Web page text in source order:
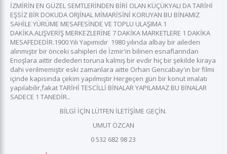
İZMİRİN EN GÜZEL SEMTLERİNDEN BİRİ OLAN KÜÇÜKYALI DA TARİHİ
EŞSİZ BİR DOKUDA ORJİNAL MİMARİSİNİ KORUYAN BU BİNAMIZ
SAHİLE YÜRÜME MESAFESİNDE VE TOPLU ULAŞIMA 1
DAKİKA.ALIŞVERİŞ MERKEZLERİNE 7 DAKİKA MARKETLERE 1 DAKİKA
MESAFEDEDİR.1900 Yılı Yapımıdır​ ​ 1980 yılında albay bir aileden
alınmıştır bir önceki sahipleri de İzmir'in bilinen esnaflarından
Enoşlara aittir dededen toruna kalmış bir evdir hiç bir şekilde kiraya
dahi verilmemiştir eski zamanlara aitte Orhan Gencabay'ın bir filmi
içinde kapısında çekim yapılmıştır Hergeçen gün bir konut imalatı
yapılabilir,fakat TARİHİ TESCİLLİ BİNALAR YAPILAMAZ BU BİNALAR
SADECE 1 TANEDİR..
BİLGİ İÇİN LÜTFEN İLETİŞİME GEÇİN.
UMUT ÖZCAN
0 532 682 98 23